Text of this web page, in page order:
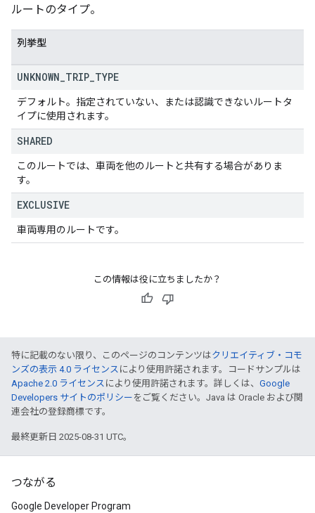
ルートのタイプ。
列挙型
UNKNOWN TRIP TYPE
デフォルト。指定されていない、または認識できないルートタ
イプに使用されます。
SHARED
このルートでは、車両を他のルートと共有する場合がありま
す。
EXCLUSIVE
車両専用のルートです。
この情報は役に立ちましたか？
特に記載のない限り、このページのコンテンツはクリエイティブ・コモ
ンズの表示 4.0 ライセンス により使用許諾されます。コードサンプルは
Apache 2.0 ライセンス により使用許諾されます。詳しくは、 Google
Developers サイトのポリシー をご覧ください。Java は Oracle および関
連会社の登録商標です。
最終更新日 2025-08-31 UTC。
つながる
Google Developer Program